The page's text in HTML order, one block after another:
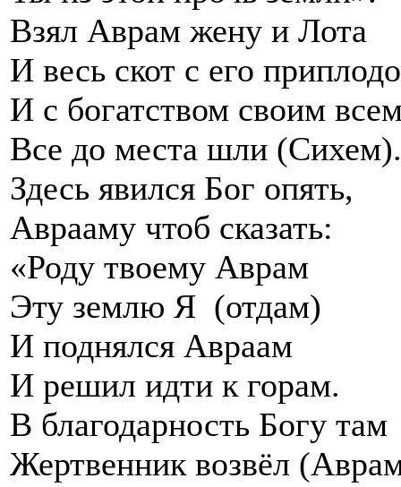
Взял Аврам жену и Лота
И весь скот с его
И с богатством своим
Все до места шли (Сихем).
Здесь явился Бог опять,
Аврааму чтоб сказать:
«Роду твоему Аврам
Эту землю Я (отдам)
И поднялся Авраам
И решил идти к горам.
В благодарность Богу там
Жертвенник возвёл